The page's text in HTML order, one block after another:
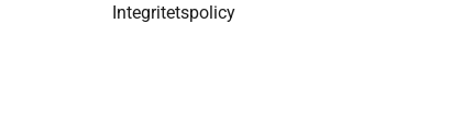
Integritetspolicy